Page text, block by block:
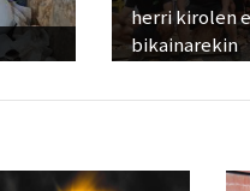
herri kirolen
bikainarekin